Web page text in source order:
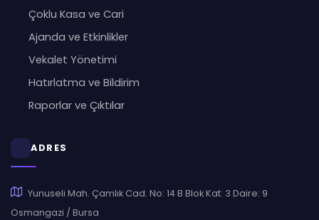
Çoklu Kasa ve Cari
Ajanda ve Etkinlikler
Vekalet Yönetimi
Hatırlatma ve Bildirim
Raporlar ve Çıktılar
ADRES
Yunuseli Mah. Çamlık Cad. No: 14 B Blok Kat: 3 Daire: 9
Osmangazi / Bursa